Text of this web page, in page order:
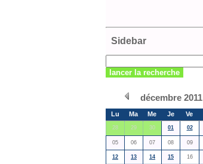
Sidebar
décembre 2011
Lu Ma Me Je Ve
28 29 30 01 02
05 06 07 08 09
12 13 14 15 16